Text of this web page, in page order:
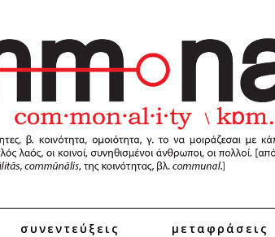
συνεντεύξεις μεταφράσεις